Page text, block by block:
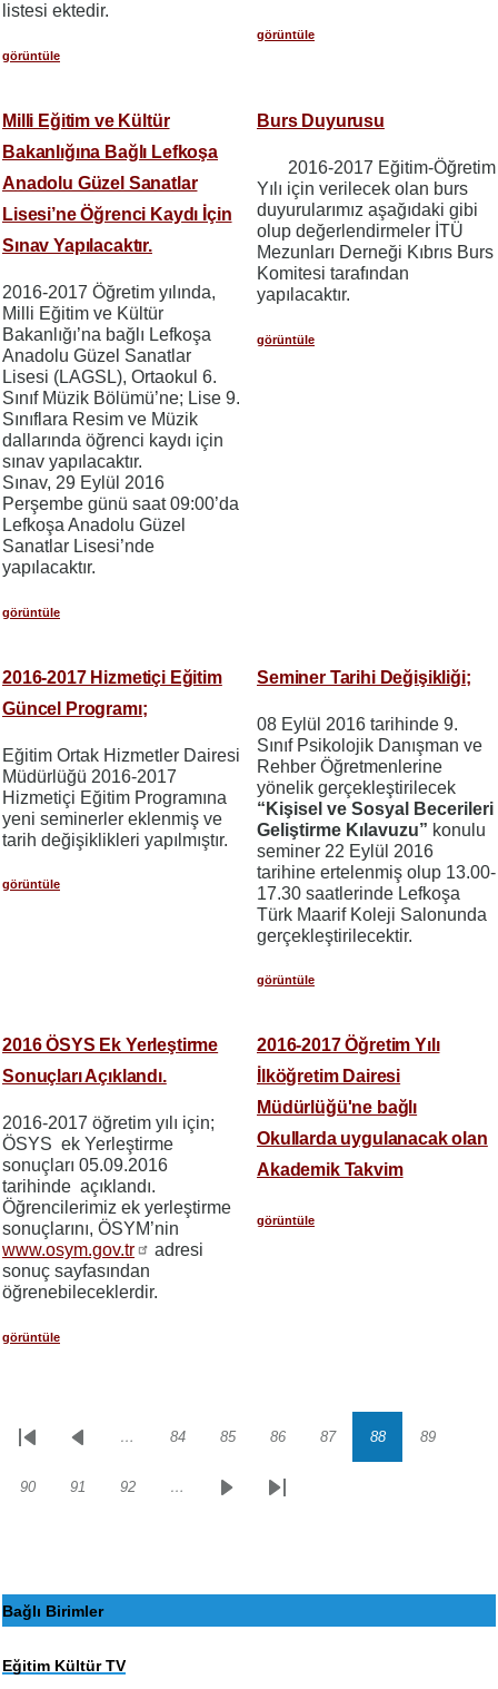
listesi ektedir.
görüntüle
görüntüle
Milli Eğitim ve Kültür
Bakanlığına Bağlı Lefkoşa
Anadolu Güzel Sanatlar
Lisesi’ne Öğrenci Kaydı İçin
Sınav Yapılacaktır.
2016-2017 Öğretim yılında,
Milli Eğitim ve Kültür
Bakanlığı’na bağlı Lefkoşa
Anadolu Güzel Sanatlar
Lisesi (LAGSL), Ortaokul 6.
Sınıf Müzik Bölümü’ne; Lise 9.
Sınıflara Resim ve Müzik
dallarında öğrenci kaydı için
sınav yapılacaktır.
Sınav, 29 Eylül 2016
Perşembe günü saat 09:00’da
Lefkoşa Anadolu Güzel
Sanatlar Lisesi’nde
yapılacaktır.
görüntüle
Burs Duyurusu
2016-2017 Eğitim-Öğretim
Yılı için verilecek olan burs
duyurularımız aşağıdaki gibi
olup değerlendirmeler İTÜ
Mezunları Derneği Kıbrıs Burs
Komitesi tarafından
yapılacaktır.
görüntüle
2016-2017 Hizmetiçi Eğitim
Güncel Programı;
Eğitim Ortak Hizmetler Dairesi
Müdürlüğü 2016-2017
Hizmetiçi Eğitim Programına
yeni seminerler eklenmiş ve
tarih değişiklikleri yapılmıştır.
görüntüle
Seminer Tarihi Değişikliği;
08 Eylül 2016 tarihinde 9.
Sınıf Psikolojik Danışman ve
Rehber Öğretmenlerine
yönelik gerçekleştirilecek
“Kişisel ve Sosyal Becerileri
Geliştirme Kılavuzu” konulu
seminer 22 Eylül 2016
tarihine ertelenmiş olup 13.00-
17.30 saatlerinde Lefkoşa
Türk Maarif Koleji Salonunda
gerçekleştirilecektir.
görüntüle
2016 ÖSYS Ek Yerleştirme
Sonuçları Açıklandı.
2016-2017 öğretim yılı için;
ÖSYS ek Yerleştirme
sonuçları 05.09.2016
tarihinde açıklandı.
Öğrencilerimiz ek yerleştirme
sonuçlarını, ÖSYM’nin
www.osym.gov.tr
adresi
sonuç sayfasından
öğrenebileceklerdir.
görüntüle
2016-2017 Öğretim Yılı
İlköğretim Dairesi
Müdürlüğü'ne bağlı
Okullarda uygulanacak olan
Akademik Takvim
görüntüle
Sayfalama
İlk
Önceki… Sayfa
84 Sayfa
85 Sayfa
86 Sayfa
87 Sayfa
88 Sayfa
89
Sayfa
90 Sayfa
91 Sayfa
92 …
SonrakiSon
Bağlı Birimler
Eğitim Kültür TV